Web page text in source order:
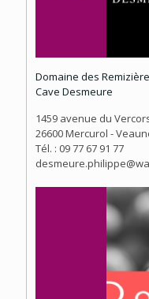
Domaine des
Cave Desmeure
1459 avenue du
26600 Mercurol -
Tél. : 09 77 67 91 77